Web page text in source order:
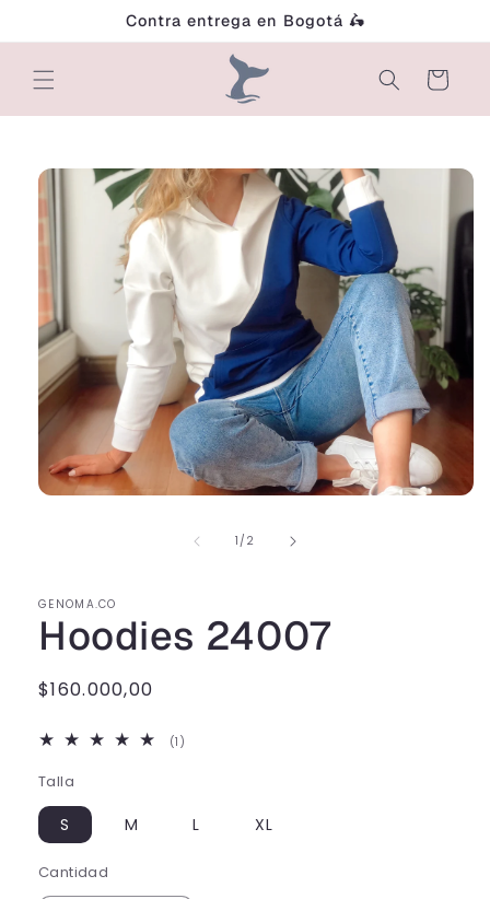
directamente
al contenido
Contra entrega en Bogotá 🛵
Carrito
Ir
información
del producto
1 /de
2
GENOMA.CO
Hoodies 24007
Precio
$160.000,00
(1)
Talla
S M L XL
Cantidad
Cantidad